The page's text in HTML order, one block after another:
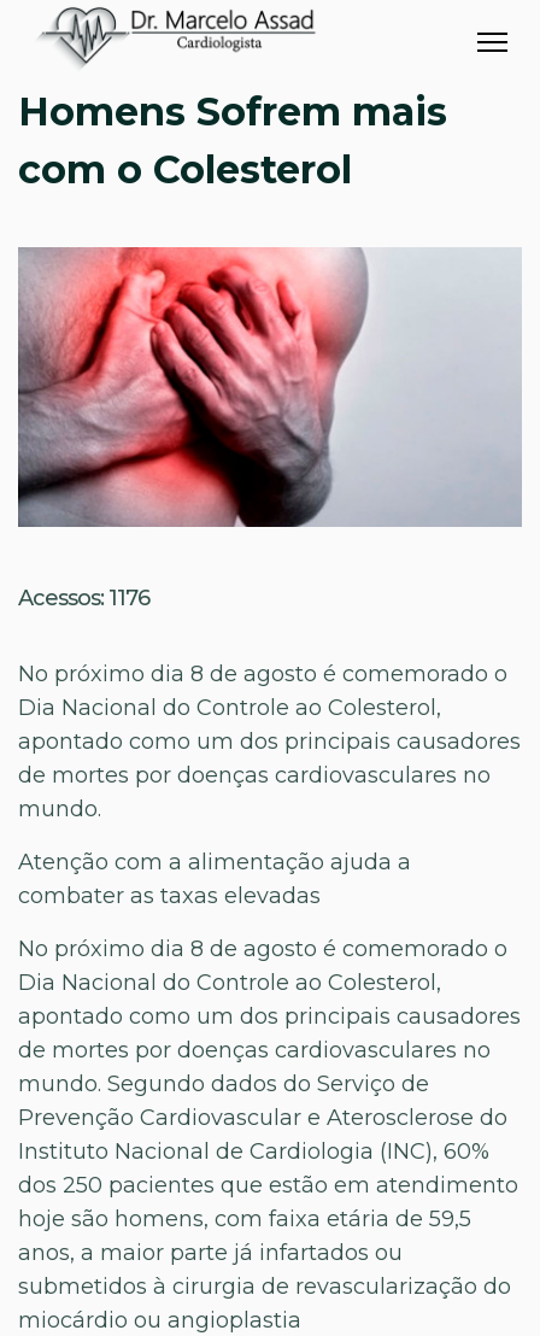
Homens Sofrem mais
com o Colesterol
Acessos: 1176
No próximo dia 8 de agosto é comemorado o
Dia Nacional do Controle ao Colesterol,
apontado como um dos principais causadores
de mortes por doenças cardiovasculares no
mundo.
Atenção com a alimentação ajuda a
combater as taxas elevadas
No próximo dia 8 de agosto é comemorado o
Dia Nacional do Controle ao Colesterol,
apontado como um dos principais causadores
de mortes por doenças cardiovasculares no
mundo. Segundo dados do Serviço de
Prevenção Cardiovascular e Aterosclerose do
Instituto Nacional de Cardiologia (INC), 60%
dos 250 pacientes que estão em atendimento
hoje são homens, com faixa etária de 59,5
anos, a maior parte já infartados ou
submetidos à cirurgia de revascularização do
miocárdio ou angioplastia